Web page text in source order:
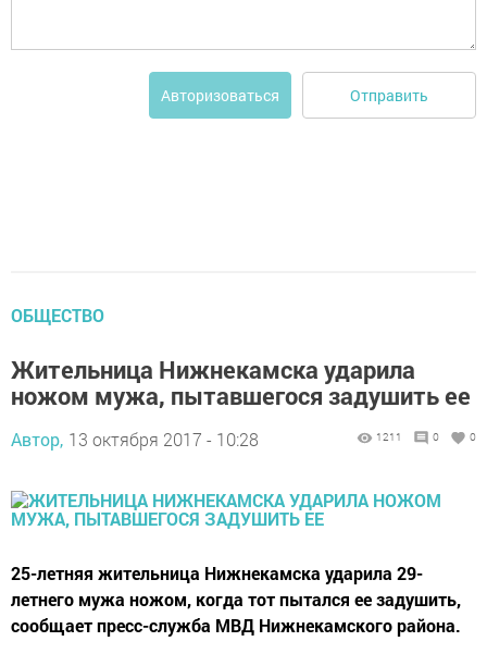
Авторизоваться Отправить
ОБЩЕСТВО
Жительница Нижнекамска ударила
ножом мужа, пытавшегося задушить ее
Автор, 13 октября 2017 - 10:28 1211 0 0
25-летняя жительница Нижнекамска ударила 29-
летнего мужа ножом, когда тот пытался ее задушить,
сообщает пресс-служба МВД Нижнекамского района.